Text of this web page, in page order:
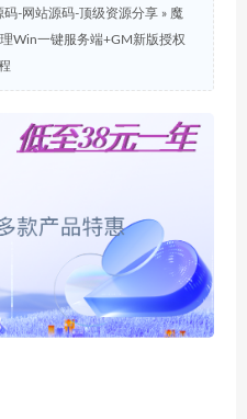
-网站源码-顶级资源分享 » 魔
Win一键服务端+GM新版授权